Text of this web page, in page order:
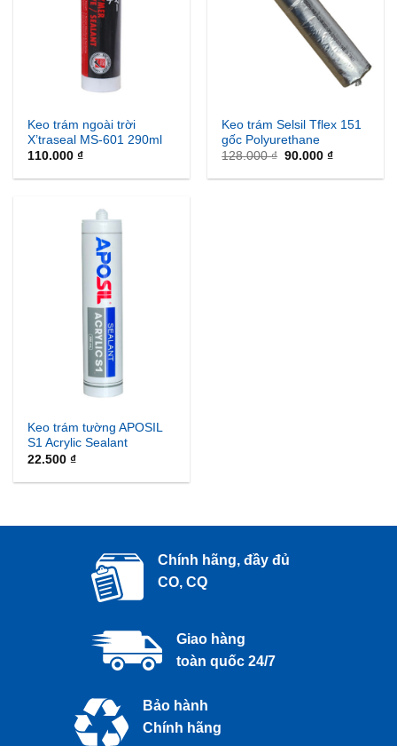
Keo trám ngoài trời
X’traseal MS-601 290ml
110.000₫
Keo trám Selsil Tflex 151
gốc Polyurethane
128.000₫ Giá
là:
90.000₫Giá
tại
Keo trám tường APOSIL
S1 Acrylic Sealant
22.500₫
Chính hãng, đầy đủ
CO, CQ
Giao hàng
toàn quốc 24/7
Bảo hành
Chính hãng